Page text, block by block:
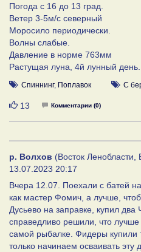
Погода с 16 до 13 град.
Ветер 3-5м/с северный
Моросило периодически.
Волны слабые.
Давление в норме 763мм
Растущая луна, 4й лунный день.
Спиннинг, Поплавок С
Нравится
13 Комментарии (0)
р. Волхов (Восток Ленобласти,
13.07.2023 20:17
Вчера 12.07. Поехали с батей
как мастер Фомич, а лучше,
Дусьево на заправке, купил два
справедливо решили, что
самой рыбалке. Фидеры купили
только начинаем осваивать эту